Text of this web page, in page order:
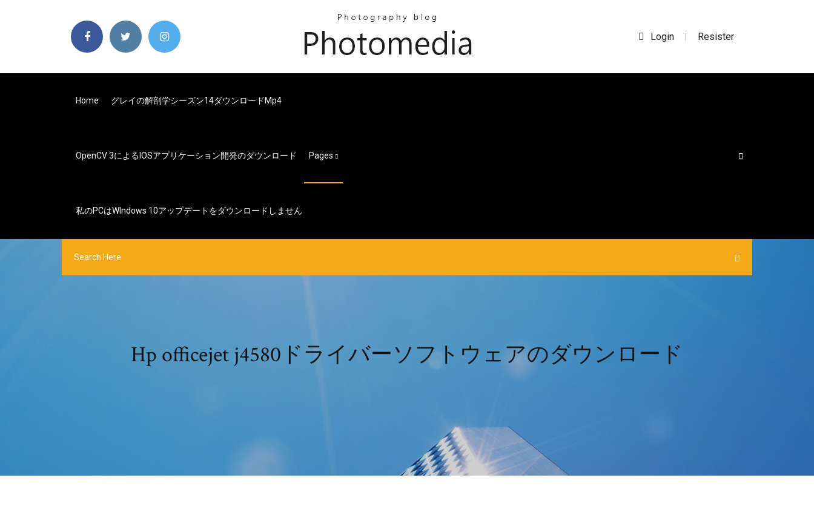
Login | Resister
Home グレイの解剖学シーズン14ダウンロードmp4
OpenCV 3によるiOSアプリケーション開発のダウンロード Pages
私のPCはw​​indows 10アップデートをダウンロードしません
Hp officejet j4580ドライバーソフトウェアのダウンロード